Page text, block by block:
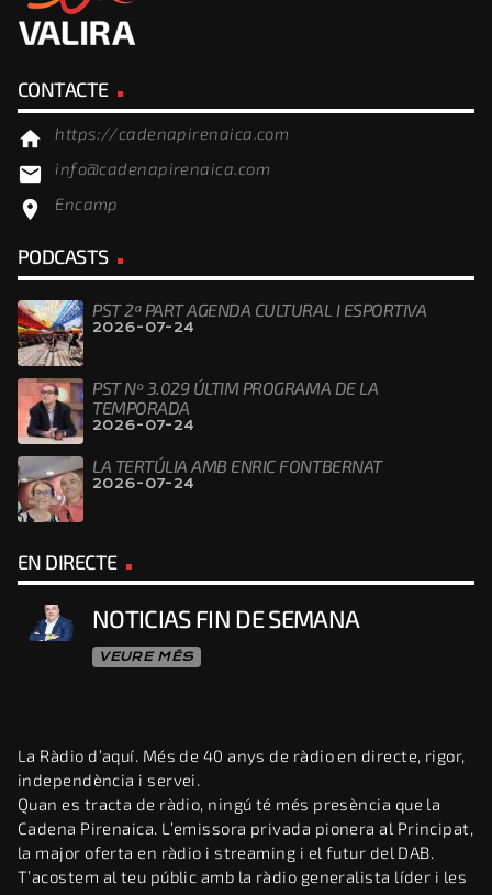
CONTACTE
home https://cadenapirenaica.com
email info@cadenapirenaica.com
location_on Encamp
PODCASTS
PST 2ª PART AGENDA CULTURAL I ESPORTIVA
2026-07-24
PST Nº 3.029 ÚLTIM PROGRAMA DE LA
TEMPORADA
2026-07-24
LA TERTÚLIA AMB ENRIC FONTBERNAT
2026-07-24
EN DIRECTE
NOTICIAS FIN DE SEMANA
VEURE MÉS
La Ràdio d’aquí. Més de 40 anys de ràdio en directe, rigor,
independència i servei.
Quan es tracta de ràdio, ningú té més presència que la
Cadena Pirenaica. L’emissora privada pionera al Principat,
la major oferta en ràdio i streaming i el futur del DAB.
T’acostem al teu públic amb la ràdio generalista líder i les